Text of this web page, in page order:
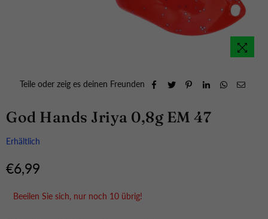
Teile oder zeig es deinen Freunden
God Hands Jriya 0,8g EM 47
Erhältlich
Normaler
€6,99
Beeilen Sie sich, nur noch 10 übrig!